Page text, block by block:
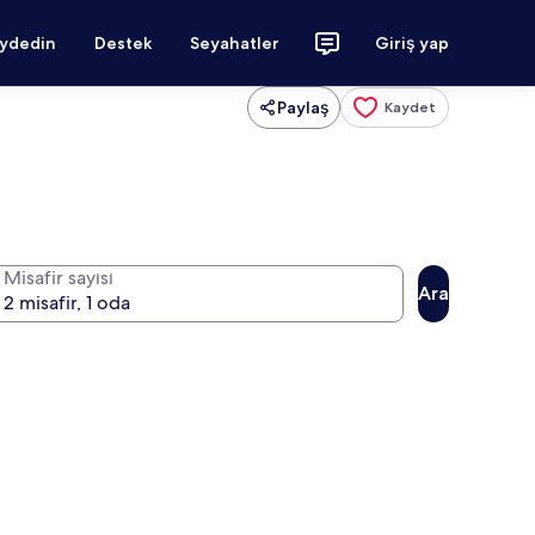
Destek Seyahatler Giriş yap
Paylaş Kaydet
Misafir sayısı
Ara